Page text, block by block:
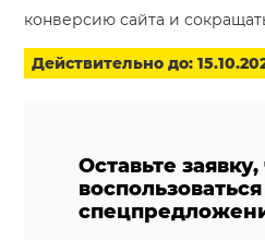
конверсию сайта и
Действительно до:
Оставьте